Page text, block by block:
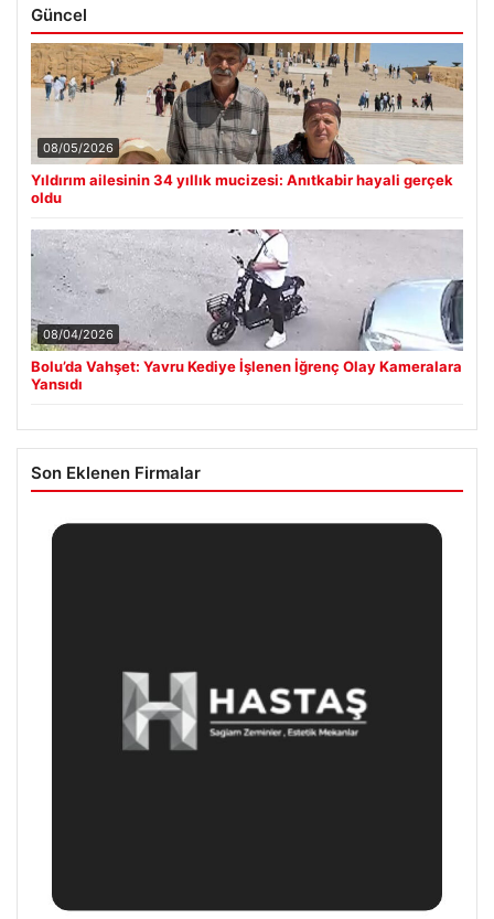
Güncel
08/05/2026
Yıldırım ailesinin 34 yıllık mucizesi: Anıtkabir hayali gerçek
oldu
08/04/2026
Bolu’da Vahşet: Yavru Kediye İşlenen İğrenç Olay Kameralara
Yansıdı
Son Eklenen Firmalar